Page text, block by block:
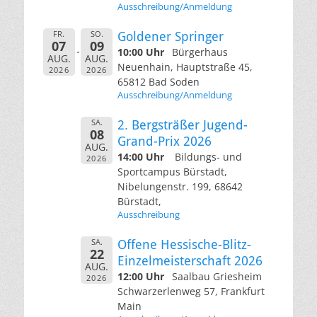
Ausschreibung/Anmeldung
FR.
07
AUG.
2026
SO.
09
AUG.
2026
Goldener Springer
10:00 Uhr
Bürgerhaus
Neuenhain, Hauptstraße 45,
65812 Bad Soden
Ausschreibung/Anmeldung
SA.
08
AUG.
2026
2. Bergsträßer Jugend-
Grand-Prix 2026
14:00 Uhr
Bildungs- und
Sportcampus Bürstadt,
Nibelungenstr. 199, 68642
Bürstadt,
Ausschreibung
SA.
22
AUG.
2026
Offene Hessische-Blitz-
Einzelmeisterschaft 2026
12:00 Uhr Saalbau Griesheim
Schwarzerlenweg 57, Frankfurt
Main